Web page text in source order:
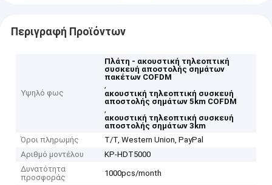
Περιγραφή Προϊόντων
Υψηλό φως
Πλάτη - ακουστική τηλεοπτική
συσκευή αποστολής σημάτων
πακέτων COFDM
,
ακουστική τηλεοπτική συσκευή
αποστολής σημάτων 5km COFDM
,
ακουστική τηλεοπτική συσκευή
αποστολής σημάτων 3km
Όροι πληρωμής
T/T, Western Union, PayPal
Αριθμό μοντέλου
KP-HDT5000
Δυνατότητα
προσφοράς
1000pcs/month